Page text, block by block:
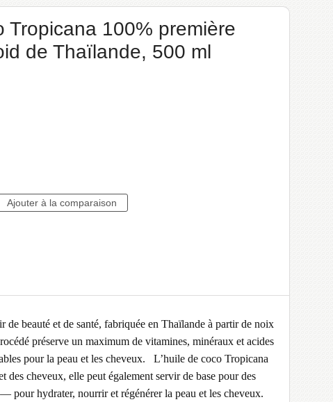
Tropicana 100% première
de Thaïlande, 500 ml
beauté et de santé, fabriquée en Thaïlande à partir de noix
préserve un maximum de vitamines, minéraux et acides
pour la peau et les cheveux. L’huile de coco Tropicana
cheveux, elle peut également servir de base pour des
pour hydrater, nourrir et régénérer la peau et les cheveux.